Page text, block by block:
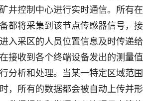
井控制中心进行实时通信。所有在
都将采集到该节点传感器信号，接
入采区的人员位置信息及时传递给
接收到各个终端设备发出的测量值
分析和处理。当某一特定区域范围
，所有的数据都会被自动上传并形